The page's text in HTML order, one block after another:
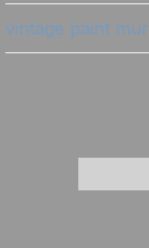
vintage paint